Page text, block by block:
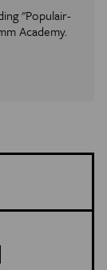
"Populair-
Academy.